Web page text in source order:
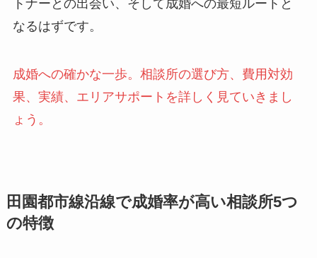
トナーとの出会い、そして成婚への最短ルートと
なるはずです。
成婚への確かな一歩。相談所の選び方、費用対効
果、実績、エリアサポートを詳しく見ていきまし
ょう。
田園都市線沿線で成婚率が高い相談所5つ
の特徴